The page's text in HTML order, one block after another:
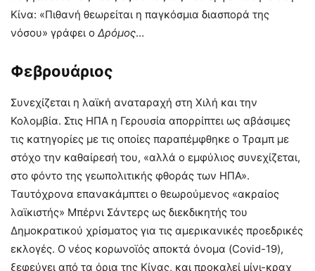
Κίνα: «Πιθανή θεωρείται η παγκόσμια διασπορά της
νόσου» γράφει ο Δρόμος…
Φεβρουάριος
Συνεχίζεται η λαϊκή αναταραχή στη Χιλή και την
Κολομβία. Στις ΗΠΑ η Γερουσία απορρίπτει ως αβάσιμες
τις κατηγορίες με τις οποίες παραπέμφθηκε ο Τραμπ με
στόχο την καθαίρεσή του, «αλλά ο εμφύλιος συνεχίζεται,
στο φόντο της γεωπολιτικής φθοράς των ΗΠΑ».
Ταυτόχρονα επανακάμπτει ο θεωρούμενος «ακραίος
λαϊκιστής» Μπέρνι Σάντερς ως διεκδικητής του
Δημοκρατικού χρίσματος για τις αμερικανικές προεδρικές
εκλογές. Ο νέος κορωνοϊός αποκτά όνομα (Covid-19),
ξεφεύγει από τα όρια της Κίνας, και προκαλεί μίνι-κραχ